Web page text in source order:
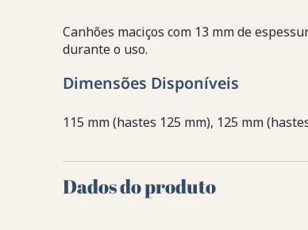
Canhões maciços com 13 mm de
durante o uso.
Dimensões Disponíveis
115 mm (hastes 125 mm), 125 mm
Dados do produto